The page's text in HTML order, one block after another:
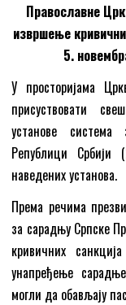
Православне
извршење
5.
У просторијама
присуствовати
установе
Републици Србији
наведених установа.
Према речима
за сарадњу Српске
кривичних
унапређење
могли да обављају